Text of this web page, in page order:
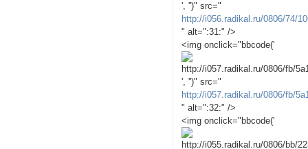
', '')" src="
http://i056.radikal.ru/0806/74/
" alt=":31:" />
<img onclick="bbcode('
', '')" src="
http://i057.radikal.ru/0806/fb/
" alt=":32:" />
<img onclick="bbcode('